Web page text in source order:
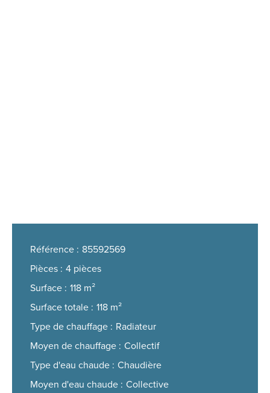
Référence
85592569
Pièces
4 pièces
Surface
118 m²
Surface totale
118 m²
Type de chauffage
Radiateur
Moyen de chauffage
Collectif
Type d'eau chaude
Chaudière
Moyen d'eau chaude
Collective